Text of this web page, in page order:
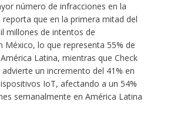
número de infracciones en la
que en la primera mitad del
millones de intentos de
México, lo que representa 55% de
Latina, mientras que Check
advierte un incremento del 41% en
IoT, afectando a un 54%
semanalmente en América Latina